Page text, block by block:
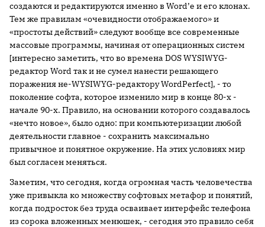
создаются и редактируются именно в Word’е и его клонах.
Тем же правилам «очевидности отображаемого» и
«простоты действий» следуют вообще все современные
массовые программы, начиная от операционных систем
[интересно заметить, что во времена DOS WYSIWYG-
редактор Word так и не сумел нанести решающего
поражения не-WYSIWYG-редактору WordPerfect], - то
поколение софта, которое изменило мир в конце 80-х -
начале 90-х. Правило, на основании которого создавалось
«нечто новое», было одно: при компьютеризации любой
деятельности главное - сохранить максимально
привычное и понятное окружение. На этих условиях мир
был согласен меняться.
Заметим, что сегодня, когда огромная часть человечества
уже привыкла ко множеству софтовых метафор и понятий,
когда подросток без труда осваивает интерфейс телефона
из сорока вложенных менюшек, - сегодня это правило себя